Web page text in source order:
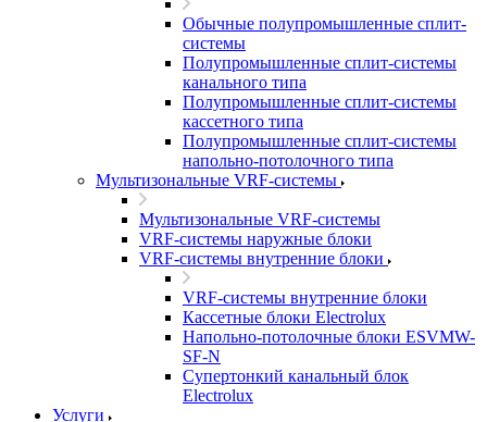
Обычные полупромышленные сплит-
системы
Полупромышленные сплит-системы
канального типа
Полупромышленные сплит-системы
кассетного типа
Полупромышленные сплит-системы
напольно-потолочного типа
Мультизональные VRF-системы
Мультизональные VRF-системы
VRF-системы наружные блоки
VRF-системы внутренние блоки
VRF-системы внутренние блоки
Кассетные блоки Electrolux
Напольно-потолочные блоки ESVMW-
SF-N
Супертонкий канальный блок
Electrolux
Услуги